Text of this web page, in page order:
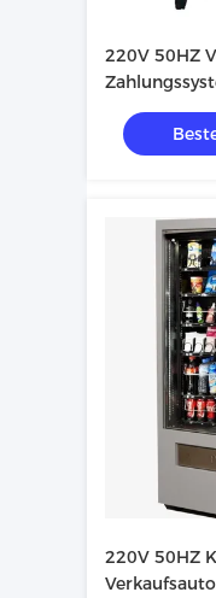
220V 50HZ
Münze /
220V 50HZ